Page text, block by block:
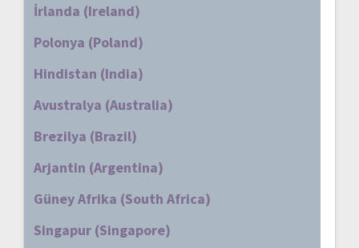
İrlanda (Ireland)
Polonya (Poland)
Hindistan (India)
Avustralya (Australia)
Brezilya (Brazil)
Arjantin (Argentina)
Güney Afrika (South Africa)
Singapur (Singapore)